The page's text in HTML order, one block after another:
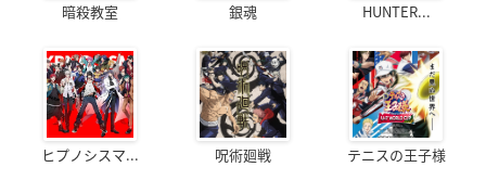
暗殺教室 銀魂 HUNTER...
ヒプノシスマ... 呪術廻戦 テニスの王子様